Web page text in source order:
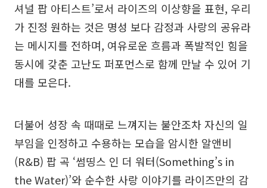
셔널 팝 아티스트’로서 라이즈의 이상향을 표현, 우리
가 진정 원하는 것은 명성 보다 감정과 사랑의 공유라
는 메시지를 전하며, 여유로운 흐름과 폭발적인 힘을
동시에 갖춘 고난도 퍼포먼스로 함께 만날 수 있어 기
대를 모은다.
더불어 성장 속 때때로 느껴지는 불안조차 자신의 일
부임을 인정하고 수용하는 모습을 암시한 알앤비
(R&B) 팝 곡 ‘썸띵스 인 더 워터(Something’s in
the Water)’와 순수한 사랑 이야기를 라이즈만의 감